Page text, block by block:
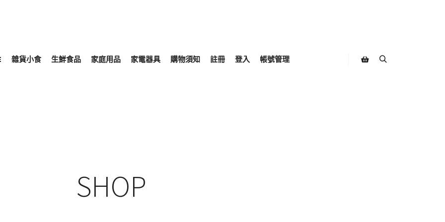
雜貨小食 生鮮食品 家庭用品 家電器具 購物須知 註冊 登入 帳號管理
SHOP